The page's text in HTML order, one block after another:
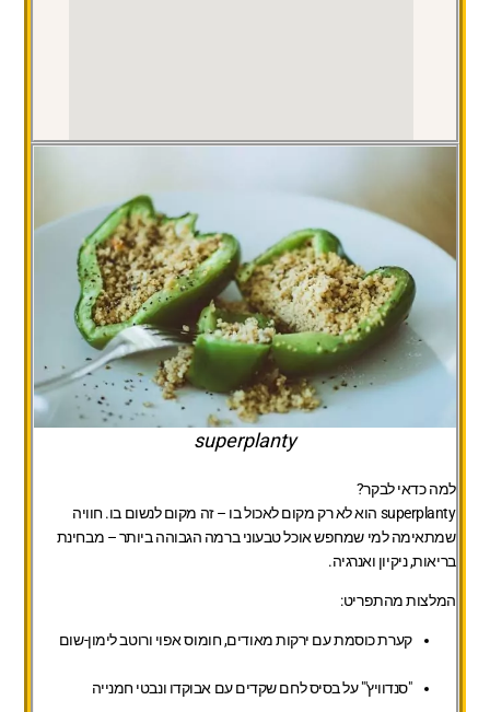
superplanty
למה כדאי לבקר?
superplanty הוא לא רק מקום לאכול בו – זה מקום לנשום בו. חוויה
שמתאימה למי שמחפש אוכל טבעוני ברמה הגבוהה ביותר – מבחינת
בריאות, ניקיון ואנרגיה.
המלצות מהתפריט:
קערת כוסמת עם ירקות מאודים, חומוס אפוי ורוטב לימון-שום
"סנדוויץ'" על בסיס לחם שקדים עם אבוקדו ונבטי חמנייה